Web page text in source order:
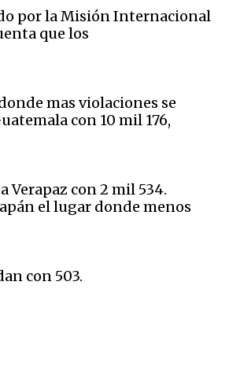
por la Misión Internacional
que los
mas violaciones se
con 10 mil 176,
Verapaz con 2 mil 534.
el lugar donde menos
con 503.